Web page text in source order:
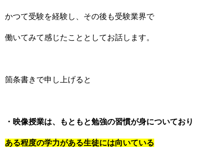
かつて受験を経験し、その後も受験業界で
働いてみて感じたこととしてお話します。
箇条書きで申し上げると
・映像授業は、もともと勉強の習慣が身についており
ある程度の学力がある生徒には向いている